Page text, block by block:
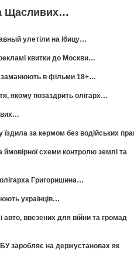
Щасливих…
улетіли на Ібицу…
квитки до Москви…
заманюють в фільми 18+…
якому позаздрить олігарх…
їздила за кермом без водійських
схеми контролю землі та
олігарха Григоришина…
українців…
авто, ввезених для війни та громад
заробляє на держустановах як